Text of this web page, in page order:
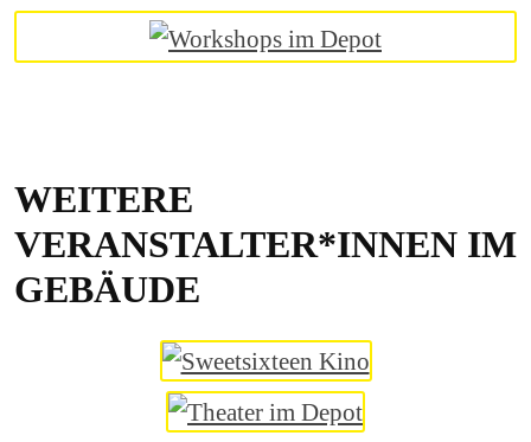
WEITERE
VERANSTALTER*INNEN IM
GEBÄUDE